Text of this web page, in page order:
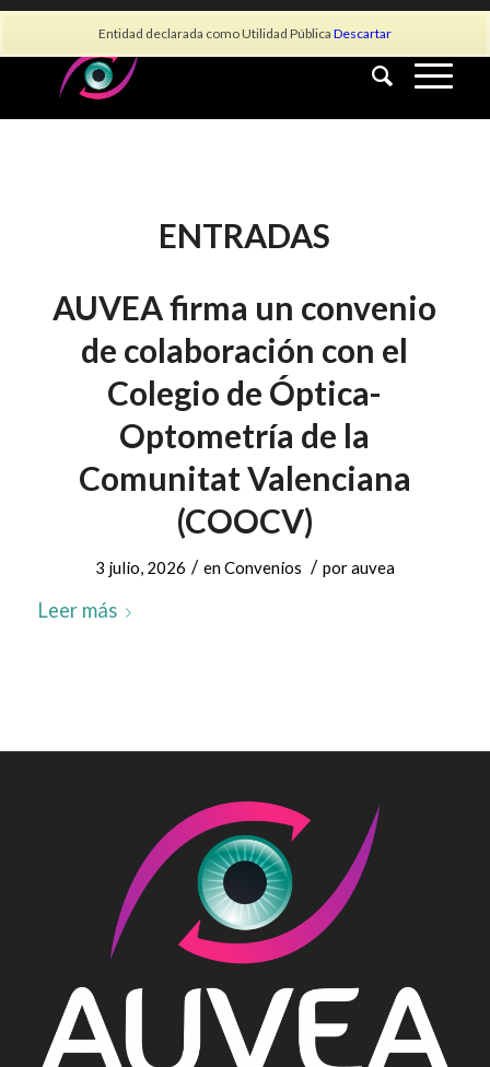
Entidad declarada como Utilidad Pública Descartar
info@asociacionauvea.es
ENTRADAS
AUVEA firma un convenio
de colaboración con el
Colegio de Óptica-
Optometría de la
Comunitat Valenciana
(COOCV)
3 julio, 2026 / enConvenios / porauvea
Leer más